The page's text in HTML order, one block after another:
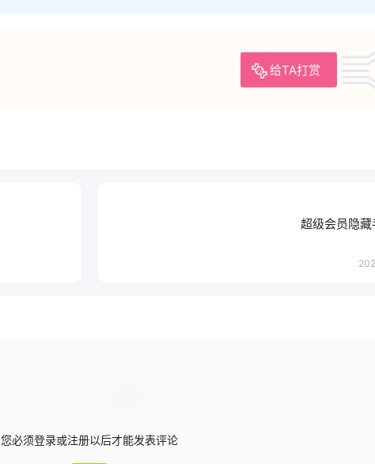
给TA打赏
超级会员隐
您必须登录或注册以后才能发表评论